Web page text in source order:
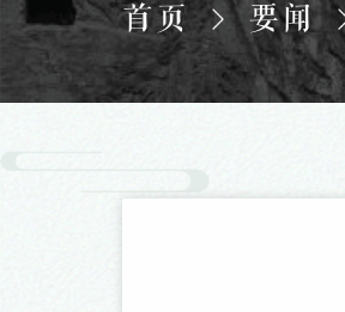
首页 要闻